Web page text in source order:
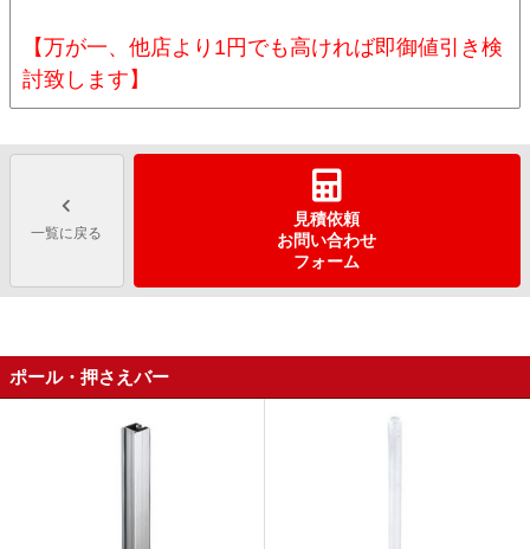
【万が一、他店より1円でも高ければ即御値引き検
討致します】
一覧に戻る
見積依頼
お問い合わせ
フォーム
ポール・押さえバー